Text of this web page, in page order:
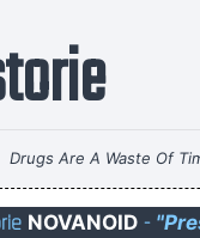
Drugs Are A Waste Of
NOVANOID -